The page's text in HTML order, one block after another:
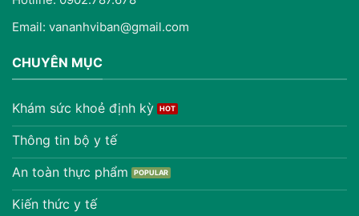
Email: vananhviban@gmail.com
CHUYÊN MỤC
Khám sức khoẻ định kỳ
Thông tin bộ y tế
An toàn thực phẩm
Kiến thức y tế